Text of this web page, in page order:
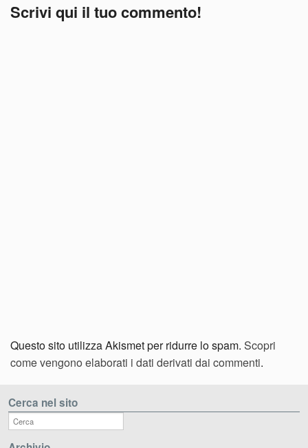
Scrivi qui il tuo commento!
Questo sito utilizza Akismet per ridurre lo spam. Scopri
come vengono elaborati i dati derivati dai commenti.
Cerca nel sito